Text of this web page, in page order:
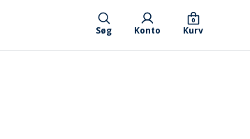
Søg Konto Kurv
0